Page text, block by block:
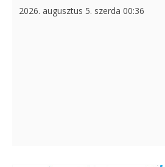
2026. augusztus 5. szerda 00:36